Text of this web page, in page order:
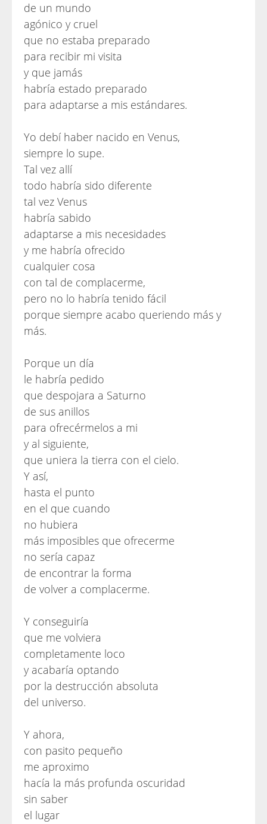
de un mundo
agónico y cruel
que no estaba preparado
para recibir mi visita
y que jamás
habría estado preparado
para adaptarse a mis estándares.
Yo debí haber nacido en Venus,
siempre lo supe.
Tal vez allí
todo habría sido diferente
tal vez Venus
habría sabido
adaptarse a mis necesidades
y me habría ofrecido
cualquier cosa
con tal de complacerme,
pero no lo habría tenido fácil
porque siempre acabo queriendo más y
más.
Porque un día
le habría pedido
que despojara a Saturno
de sus anillos
para ofrecérmelos a mi
y al siguiente,
que uniera la tierra con el cielo.
Y así,
hasta el punto
en el que cuando
no hubiera
más imposibles que ofrecerme
no sería capaz
de encontrar la forma
de volver a complacerme.
Y conseguiría
que me volviera
completamente loco
y acabaría optando
por la destrucción absoluta
del universo.
Y ahora,
con pasito pequeño
me aproximo
hacía la más profunda oscuridad
sin saber
el lugar